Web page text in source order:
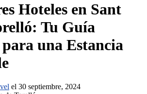
Hoteles en Sant
Tu Guía
una Estancia
el 30 septiembre, 2024